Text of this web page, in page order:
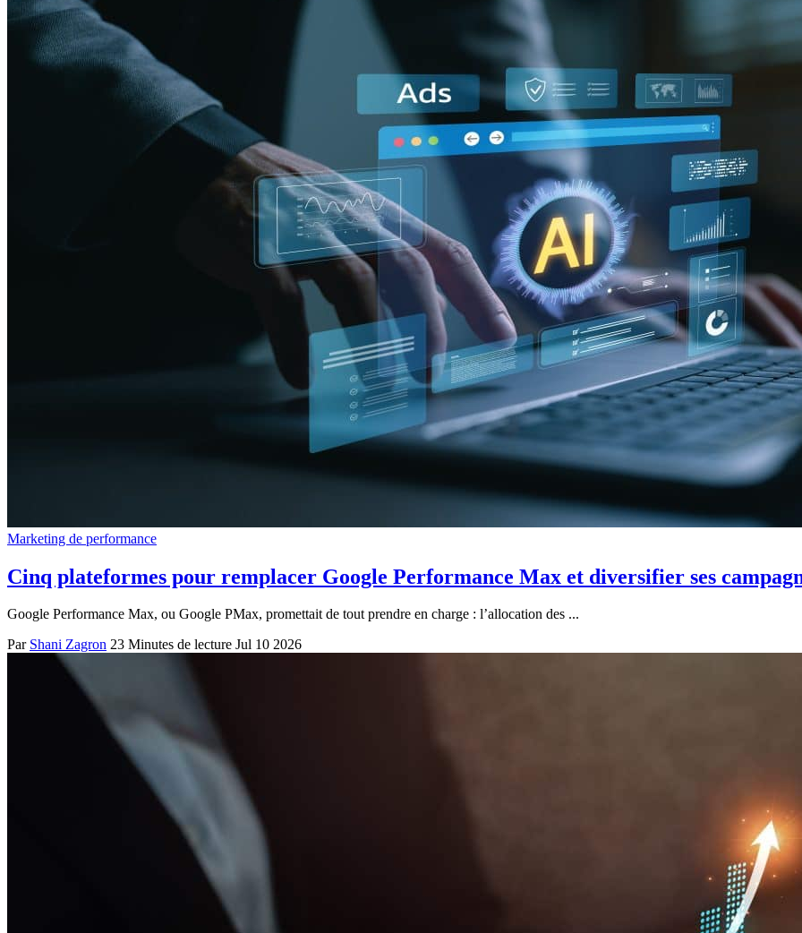
Marketing de performance
Cinq plateformes pour remplacer Google Performance Max et diversifier ses
Google Performance Max, ou Google PMax, promettait de tout prendre en charge : l’allocation des ...
Par Shani Zagron 23 Minutes de lecture Jul 10 2026